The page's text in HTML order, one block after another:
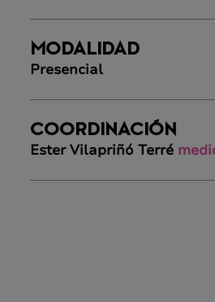
MODALIDAD
Presencial
COORDINACIÓN
Ester Vilapriñó Terré